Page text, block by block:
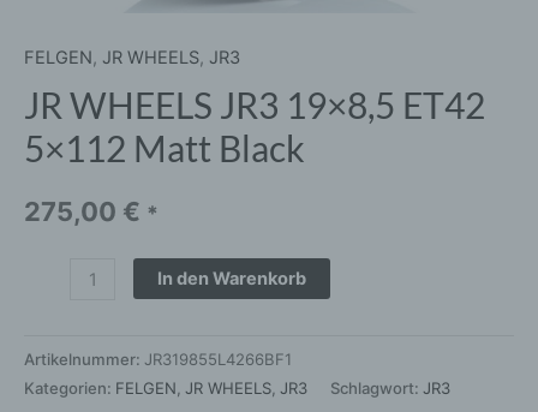
FELGEN, JR WHEELS, JR3
JR WHEELS JR3 19×8,5 ET42
5×112 Matt Black
275,00 € *
In den Warenkorb
Artikelnummer: JR319855L4266BF1
Kategorien: FELGEN JR WHEELS JR3 Schlagwort: JR3